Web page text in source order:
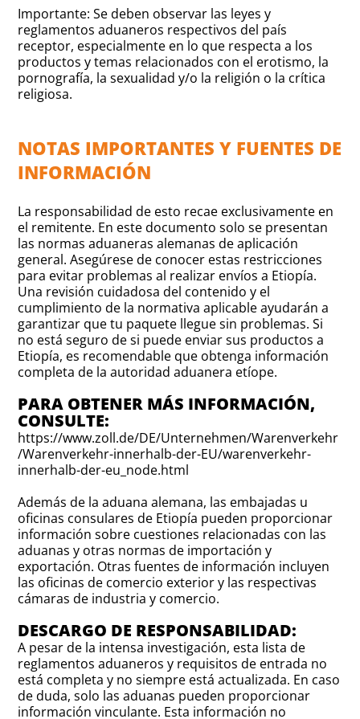
Importante: Se deben observar las leyes y
reglamentos aduaneros respectivos del país
receptor, especialmente en lo que respecta a los
productos y temas relacionados con el erotismo, la
pornografía, la sexualidad y/o la religión o la crítica
religiosa.
NOTAS IMPORTANTES Y FUENTES DE
INFORMACIÓN
La responsabilidad de esto recae exclusivamente en
el remitente. En este documento solo se presentan
las normas aduaneras alemanas de aplicación
general. Asegúrese de conocer estas restricciones
para evitar problemas al realizar envíos a Etiopía.
Una revisión cuidadosa del contenido y el
cumplimiento de la normativa aplicable ayudarán a
garantizar que tu paquete llegue sin problemas. Si
no está seguro de si puede enviar sus productos a
Etiopía, es recomendable que obtenga información
completa de la autoridad aduanera etíope.
PARA OBTENER MÁS INFORMACIÓN,
CONSULTE:
https://www.zoll.de/DE/Unternehmen/Warenverkehr
/Warenverkehr-innerhalb-der-EU/warenverkehr-
innerhalb-der-eu_node.html
Además de la aduana alemana, las embajadas u
oficinas consulares de Etiopía pueden proporcionar
información sobre cuestiones relacionadas con las
aduanas y otras normas de importación y
exportación. Otras fuentes de información incluyen
las oficinas de comercio exterior y las respectivas
cámaras de industria y comercio.
DESCARGO DE RESPONSABILIDAD:
A pesar de la intensa investigación, esta lista de
reglamentos aduaneros y requisitos de entrada no
está completa y no siempre está actualizada. En caso
de duda, solo las aduanas pueden proporcionar
información vinculante. Esta información no